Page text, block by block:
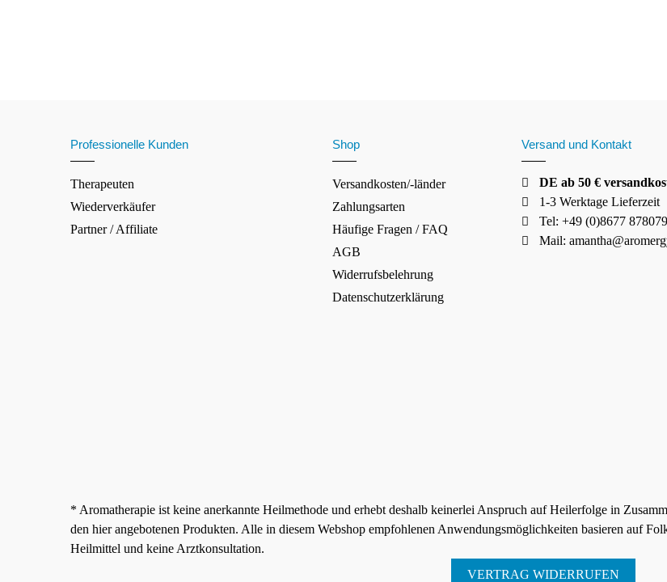
Professionelle Kunden
Therapeuten
Wiederverkäufer
Partner / Affiliate
Shop
Versandkosten/-länder
Zahlungsarten
Häufige Fragen / FAQ
AGB
Widerrufsbelehrung
Datenschutzerklärung
Versand und Kontakt
DE ab 50 €
1-3 Werktage Lieferzeit
Tel: +49 (0)8677 878079
Mail:
* Aromatherapie ist keine anerkannte Heilmethode und erhebt deshalb keinerlei Anspruch auf Heilerfolge in
den hier angebotenen Produkten. Alle in diesem Webshop empfohlenen Anwendungsmöglichkeiten basieren auf
Heilmittel und keine Arztkonsultation.
VERTRAG WIDERRUFEN